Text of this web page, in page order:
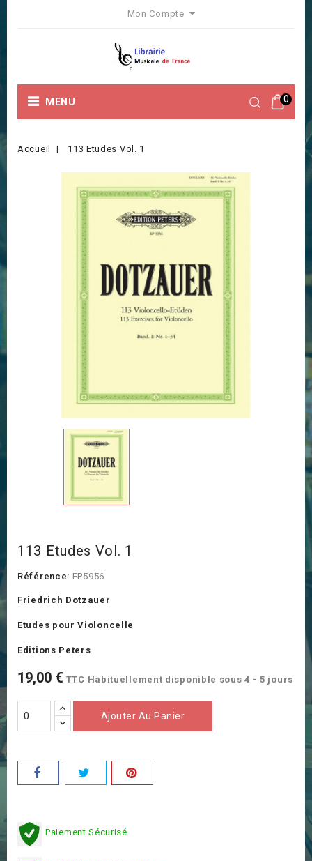
Mon Compte
0
MENU
Accueil 113 Etudes Vol. 1
113 Etudes Vol. 1
Référence: EP5956
Friedrich Dotzauer
Etudes pour Violoncelle
Editions Peters
19,00 € TTC Habituellement disponible sous 4 - 5 jours
Ajouter Au Panier
Paiement Sécurisé